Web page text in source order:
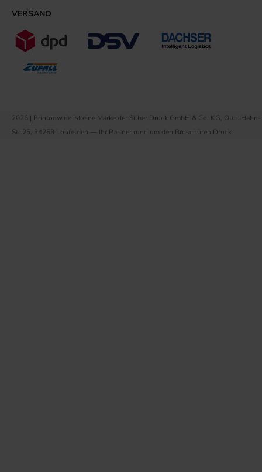
VERSAND
2026 | Printnow.de ist eine Marke der Silber Druck GmbH & Co. KG, Otto-Hahn-
Str.25, 34253 Lohfelden — Ihr Partner rund um den Broschüren Druck